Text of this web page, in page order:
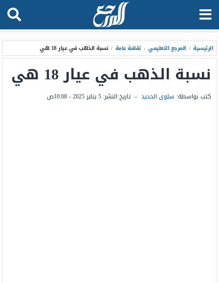
الرئيسية / المرجع التعليمي ، ثقافة عامة / نسبة الذهب في عيار 18 هي​​​​​​​
نسبة الذهب في عيار 18 هي​​​​​​​
كتب بواسطة: سلوى الحديد – تاريخ النشر: 5 يناير 2025 - 10:08ص